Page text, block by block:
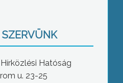
Hatóság
u. 23-25